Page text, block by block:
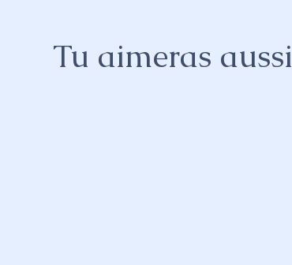
Tu aimeras aussi